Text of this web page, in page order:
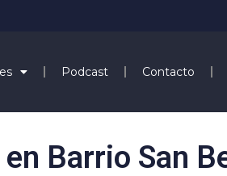
Podcast Contacto
Barrio San